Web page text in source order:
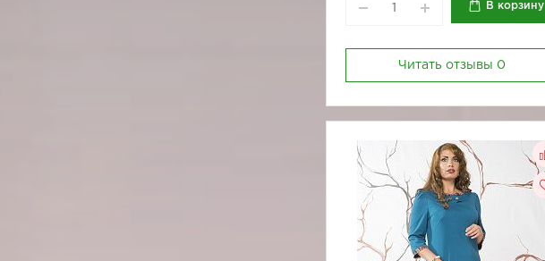
В корзину
Читать отзывы 0